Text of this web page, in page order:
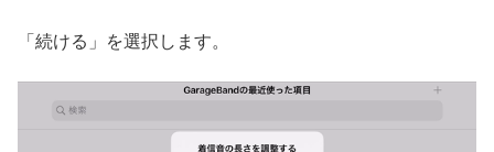
「続ける」を選択します。